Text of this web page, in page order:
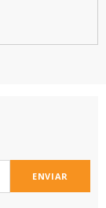
ENVIAR